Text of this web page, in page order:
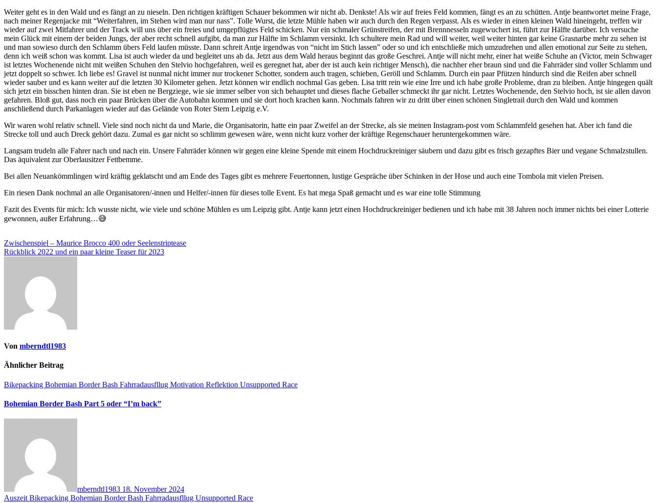
Weiter geht es in den Wald und es fängt an zu nieseln. Den richtigen kräftigen Schauer bekommen wir nicht ab. Denkste! Als wir auf freies Feld kommen, fängt es an zu schütten. Antje beantwortet meine Frage,
nach meiner Regenjacke mit “Weiterfahren, im Stehen wird man nur nass”. Tolle Wurst, die letzte Mühle haben wir auch durch den Regen verpasst. Als es wieder in einen kleinen Wald hineingeht, treffen wir
wieder auf zwei Mitfahrer und der Track will uns über ein freies und umgepflügtes Feld schicken. Nur ein schmaler Grünstreifen, der mit Brennnesseln zugewuchert ist, führt zur Hälfte darüber. Ich versuche
mein Glück mit einem der beiden Jungs, der aber recht schnell aufgibt, da man zur Hälfte im Schlamm versinkt. Ich schultere mein Rad und will weiter, weil weiter hinten gar keine Grasnarbe mehr zu sehen ist
und man sowieso durch den Schlamm übers Feld laufen müsste. Dann schreit Antje irgendwas von “nicht im Stich lassen” oder so und ich entschließe mich umzudrehen und allen emotional zur Seite zu stehen,
denn ich weiß schon was kommt. Lisa ist auch wieder da und begleitet uns ab da. Jetzt aus dem Wald heraus beginnt das große Geschrei. Antje will nicht mehr, einer hat weiße Schuhe an (Victor, mein Schwager
ist letztes Wochenende nicht mit weißen Schuhen den Stelvio hochgefahren, weil es geregnet hat, aber der ist auch kein richtiger Mensch), die nachher eher braun sind und die Fahrräder sind voller Schlamm und
jetzt doppelt so schwer. Ich liebe es! Gravel ist nunmal nicht immer nur trockener Schotter, sondern auch tragen, schieben, Geröll und Schlamm. Durch ein paar Pfützen hindurch sind die Reifen aber schnell
wieder sauber und es kann weiter auf die letzten 30 Kilometer gehen. Jetzt können wir endlich nochmal Gas geben. Lisa tritt rein wie eine Irre und ich habe große Probleme, dran zu bleiben. Antje hingegen quält
sich jetzt ein bisschen hinten dran. Sie ist eben ne Bergziege, wie sie immer selber von sich behauptet und dieses flache Geballer schmeckt ihr gar nicht. Letztes Wochenende, den Stelvio hoch, ist sie allen davon
gefahren. Bloß gut, dass noch ein paar Brücken über die Autobahn kommen und sie dort hoch krachen kann. Nochmals fahren wir zu dritt über einen schönen Singletrail durch den Wald und kommen
anschließend durch Parkanlagen wieder auf das Gelände von Roter Stern Leipzig e.V.
Wir waren wohl relativ schnell. Viele sind noch nicht da und Marie, die Organisatorin, hatte ein paar Zweifel an der Strecke, als sie meinen Instagram-post vom Schlammfeld gesehen hat. Aber ich fand die
Strecke toll und auch Dreck gehört dazu. Zumal es gar nicht so schlimm gewesen wäre, wenn nicht kurz vorher der kräftige Regenschauer heruntergekommen wäre.
Langsam trudeln alle Fahrer nach und nach ein. Unsere Fahrräder können wir gegen eine kleine Spende mit einem Hochdruckreiniger säubern und dazu gibt es frisch gezapftes Bier und vegane Schmalzstullen.
Das äquivalent zur Oberlausitzer Fettbemme.
Bei allen Neuankömmlingen wird kräftig geklatscht und am Ende des Tages gibt es mehrere Feuertonnen, lustige Gespräche über Schinken in der Hose und auch eine Tombola mit vielen Preisen.
Ein riesen Dank nochmal an alle Organisatoren/-innen und Helfer/-innen für dieses tolle Event. Es hat mega Spaß gemacht und es war eine tolle Stimmung
Fazit des Events für mich: Ich wusste nicht, wie viele und schöne Mühlen es um Leipzig gibt. Antje kann jetzt einen Hochdruckreiniger bedienen und ich habe mit 38 Jahren noch immer nichts bei einer Lotterie
gewonnen, außer Erfahrung…😅
Beitragsnavigation
Zwischenspiel – Maurice Brocco 400 oder Seelenstriptease
Rückblick 2022 und ein paar kleine Teaser für 2023
Von mberndtl1983
Ähnlicher Beitrag
Bikepacking Bohemian Border Bash Fahrradausfllug Motivation Reflektion Unsupported Race
Bohemian Border Bash Part 5 oder “I’m back”
mberndtl1983 18. November 2024
Auszeit Bikepacking Bohemian Border Bash Fahrradausfllug Unsupported Race